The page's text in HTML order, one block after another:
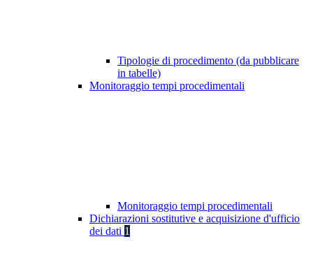
Tipologie di procedimento (da pubblicare
in tabelle)
Monitoraggio tempi procedimentali
Monitoraggio tempi procedimentali
Dichiarazioni sostitutive e acquisizione d'ufficio
dei dati 1